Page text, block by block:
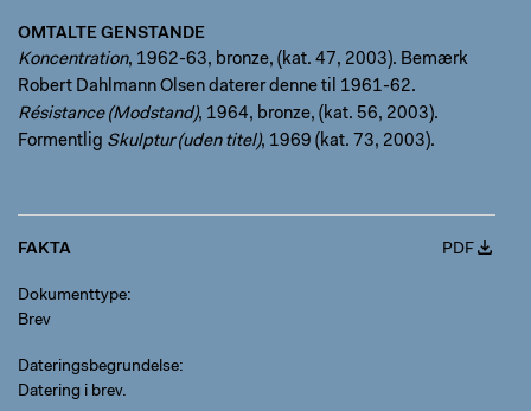
OMTALTE GENSTANDE
Koncentration, 1962-63, bronze, (kat. 47, 2003). Bemærk
Robert Dahlmann Olsen daterer denne til 1961-62.
Résistance (Modstand), 1964, bronze, (kat. 56, 2003).
Formentlig Skulptur (uden titel), 1969 (kat. 73, 2003).
FAKTA PDF
Dokumenttype
Brev
Dateringsbegrundelse
Datering i brev.